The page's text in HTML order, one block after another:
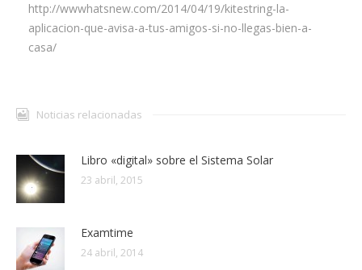
http://wwwhatsnew.com/2014/04/19/kitestring-la-
aplicacion-que-avisa-a-tus-amigos-si-no-llegas-bien-a-
casa/
Noticias relacionadas
Libro «digital» sobre el Sistema Solar
23 abril, 2015
Examtime
24 abril, 2014